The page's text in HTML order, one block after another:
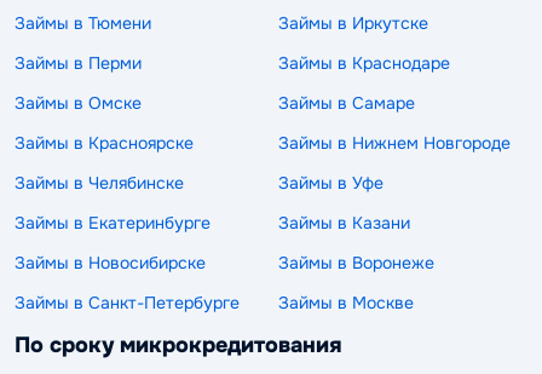
Займы в Тюмени
Займы в Иркутске
Займы в Перми
Займы в Краснодаре
Займы в Омске
Займы в Самаре
Займы в Красноярске
Займы в Нижнем Новгороде
Займы в Челябинске
Займы в Уфе
Займы в Екатеринбурге
Займы в Казани
Займы в Новосибирске
Займы в Воронеже
Займы в Санкт-Петербурге
Займы в Москве
По сроку микрокредитования